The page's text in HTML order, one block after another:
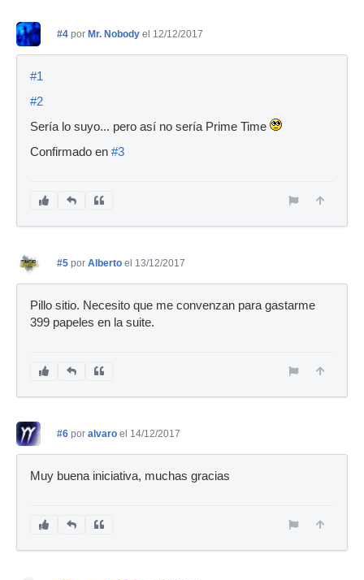
#4 por Mr. Nobody el 12/12/2017
#1
#2
Sería lo suyo... pero así no sería Prime Time
Confirmado en #3
#5 por Alberto el 13/12/2017
Pillo sitio. Necesito que me convenzan para gastarme
399 papeles en la suite.
#6 por alvaro el 14/12/2017
Muy buena iniciativa, muchas gracias